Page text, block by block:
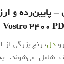
پایین‌رده و
Vostro 3400
دل، رنج بزرگی از
شامل می‌شوند.